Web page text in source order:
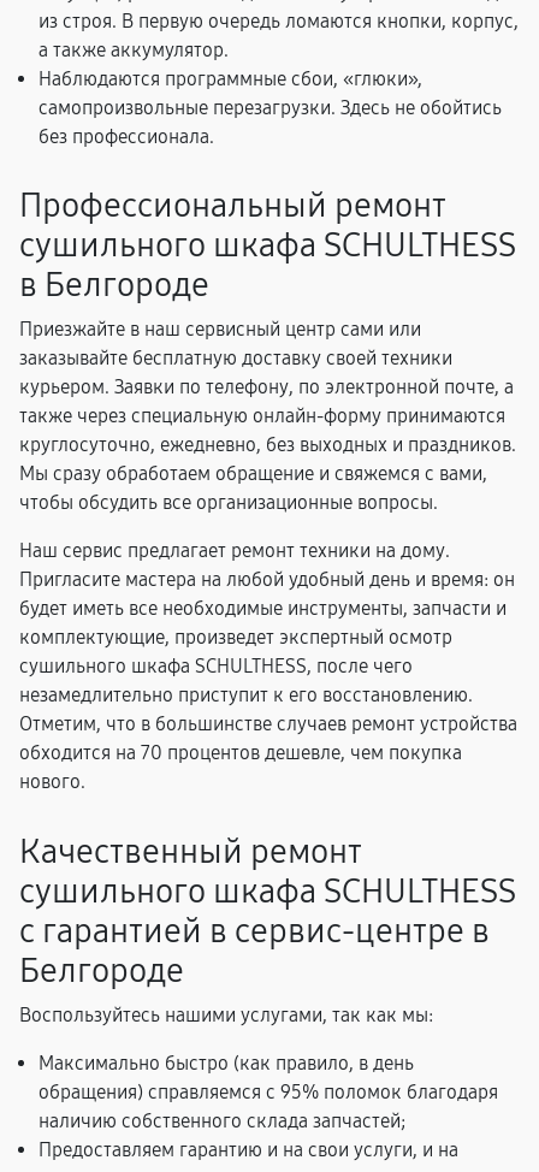
из строя. В первую очередь ломаются кнопки, корпус,
а также аккумулятор.
Наблюдаются программные сбои, «глюки»,
самопроизвольные перезагрузки. Здесь не обойтись
без профессионала.
Профессиональный ремонт
сушильного шкафа SCHULTHESS
в Белгороде
Приезжайте в наш сервисный центр сами или
заказывайте бесплатную доставку своей техники
курьером. Заявки по телефону, по электронной почте, а
также через специальную онлайн-форму принимаются
круглосуточно, ежедневно, без выходных и праздников.
Мы сразу обработаем обращение и свяжемся с вами,
чтобы обсудить все организационные вопросы.
Наш сервис предлагает ремонт техники на дому.
Пригласите мастера на любой удобный день и время: он
будет иметь все необходимые инструменты, запчасти и
комплектующие, произведет экспертный осмотр
сушильного шкафа SCHULTHESS, после чего
незамедлительно приступит к его восстановлению.
Отметим, что в большинстве случаев ремонт устройства
обходится на 70 процентов дешевле, чем покупка
нового.
Качественный ремонт
сушильного шкафа SCHULTHESS
с гарантией в сервис-центре в
Белгороде
Воспользуйтесь нашими услугами, так как мы:
Максимально быстро (как правило, в день
обращения) справляемся с 95% поломок благодаря
наличию собственного склада запчастей;
Предоставляем гарантию и на свои услуги, и на